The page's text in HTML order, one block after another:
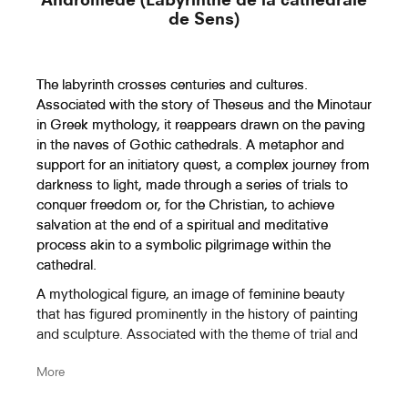
épreuve majeure pour le héros Thésée qui doit tuer le
monstre et s’échappe grâce au fil d’ Ariane. La
croyant de se racheter et le fait cheminer vers la
lumière divine. Inspiré d’une sculpture antique
archaïque figurant le minotaure avec une tête de boeuf,
le dessin ici porte les marques du temps qui passe.
Les aspérités et traces, visibles sur la surface et la
structure, résultent de processus naturels. Ces
altérations rappellent la fragilité de la matière face au
temps et donnent une patine qui enrichit l’histoire de
l’œuvre. Jean Bedez s’est attaché, ici à la
représentation des plus fidèle d’une surface poreuse
et irrégulière à cause de l’érosion. Les sculptures en
pierre souvent présentes dans le travail de Jean Bedez
incarnent souvent le passage du temps, que ce soit
artistique. Elles témoignent de l’interaction entre la
de Sens)
The labyrinth crosses centuries and cultures.
Associated with the story of Theseus and the Minotaur
in Greek mythology, it reappears drawn on the paving
in the naves of Gothic cathedrals. A metaphor and
support for an initiatory quest, a complex journey from
darkness to light, made through a series of trials to
conquer freedom or, for the Christian, to achieve
salvation at the end of a spiritual and meditative
process akin to a symbolic pilgrimage within the
cathedral.
A mythological figure, an image of feminine beauty
that has figured prominently in the history of painting
and sculpture. Associated with the theme of trial and
saved by the hero Perseus, she also gives her name to
More
Hercule Et Cacus I
Hercule Et Cacus II
Hercule Et Cacus III
Hercule Tuant Cacus Avec Une